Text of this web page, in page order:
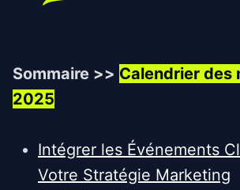
Sommaire >> Calendrier des
2025
Intégrer les Événements
Votre Stratégie Marketing